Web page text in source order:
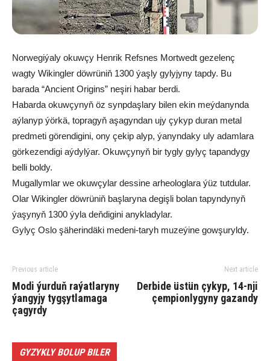
Norwegiýaly okuwçy Henrik Refsnes Mortwedt gezelenç
wagty Wikingler döwrüniň 1300 ýaşly gylyjyny tapdy. Bu
barada “Ancient Origins” neşiri habar berdi.
Habarda okuwçynyň öz synpdaşlary bilen ekin meýdanynda
aýlanyp ýörkä, topragyň aşagyndan ujy çykyp duran metal
predmeti görendigini, ony çekip alyp, ýanyndaky uly adamlara
görkezendigi aýdylýar. Okuwçynyň bir tygly gylyç tapandygy
belli boldy.
Mugallymlar we okuwçylar dessine arheologlara ýüz tutdular.
Olar Wikingler döwrüniň başlaryna degişli bolan tapyndynyň
ýaşynyň 1300 ýyla deňdigini anykladylar.
Gylyç Oslo şäherindäki medeni-taryh muzeýine gowşuryldy.
Previous article
Modi ýurduň raýatlaryny
ýangyjy tygşytlamaga
çagyrdy
Next article
Derbide üstün çykyp, 14-nji
çempionlygyny gazandy
GYZYKLY BOLUP BILER